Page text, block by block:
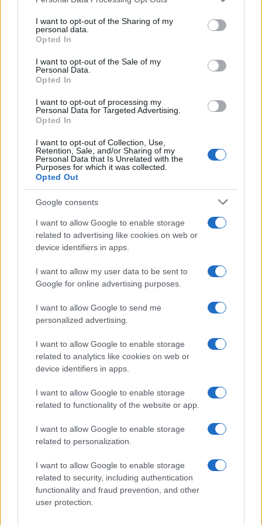
not limited to your visit or usage behaviour. You may click to
grant or deny consent to Google and its third-party tags to
use your data for below specified purposes in below Google
consent section.
I want to opt-out of the Sharing of my
personal data.
Opted In
I want to opt-out of the Sale of my
Personal Data.
Opted In
I want to opt-out of processing my
Personal Data for Targeted Advertising.
Opted In
I want to opt-out of Collection, Use,
Retention, Sale, and/or Sharing of my
Personal Data that Is Unrelated with the
Purposes for which it was collected.
Opted Out
Google consents
I want to allow Google to enable storage
related to advertising like cookies on web or
device identifiers in apps.
I want to allow my user data to be sent to
Google for online advertising purposes.
I want to allow Google to send me
personalized advertising.
I want to allow Google to enable storage
related to analytics like cookies on web or
device identifiers in apps.
I want to allow Google to enable storage
related to functionality of the website or app.
I want to allow Google to enable storage
related to personalization.
I want to allow Google to enable storage
related to security, including authentication
functionality and fraud prevention, and other
user protection.
trabajada y por trabajador
Explora la productividad desde diferentes ángulos y su…
ECONOMÍA
El PIB de España crece un 0.7% en el
segundo trimestre de 2026, por encima de
El PIB de España registra un crecimiento del…
ECONOMÍA